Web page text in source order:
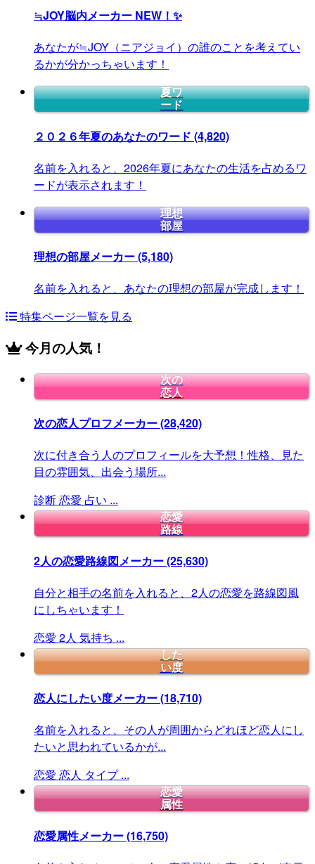
≒JOY脳内メーカー NEW！✨
あなたが≒JOY（ニアジョイ）の誰のことを考えてい
るかが分かっちゃいます！
夏ワ
ード
２０２６年夏のあなたのワード (4,820)
名前を入れると、2026年夏にあなたの生活を占めるワ
ードが表示されます！
理想
部屋
理想の部屋メーカー(5,180)
名前を入れると、あなたの理想の部屋が完成します！
特集ページ一覧を見る
今月の人気！
次の
恋人
次の恋人プロフメーカー(28,420)
次に付き合う人のプロフィールを大予想！性格、見た
目の雰囲気、出会う場所...
診断恋愛 占い ...
恋愛
路線
2人の恋愛路線図メーカー(25,630)
自分と相手の名前を入れると、2人の恋愛を路線図風
にしちゃいます！
恋愛 2人 気持ち ...
した
い度
恋人にしたい度メーカー(18,710)
名前を入れると、その人が周囲からどれほど恋人にし
たいと思われているかが...
恋愛 恋人 タイプ ...
恋愛
属性
恋愛属性メーカー(16,750)